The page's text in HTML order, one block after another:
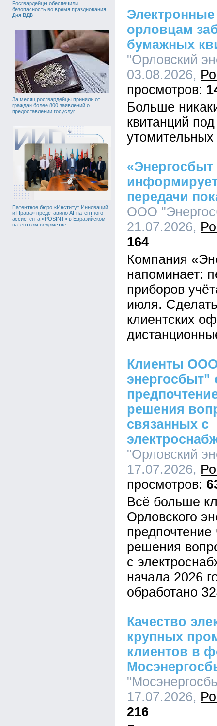
Росгвардейцы обеспечили
безопасность во время празднования
Дня ВДВ
За месяц росгвардейцы приняли от
граждан более 800 заявлений о
предоставлении госуслуг
Патентное бюро «Институт Инноваций
и Права» представило AI-патентного
ассистента «POSINT» в Евразийском
патентном ведомстве
Электронные
орловцам
бумажных
"Орловский
03.08.2026,
Больше
квитанций
«Энергосбыт
передачи
ООО
21.07.2026,
164
Компания
напоминает:
приборов
июля.
клиентских
Клиенты
энергосбыт"
решения
связанных с
"Орловский
17.07.2026,
Всё больше
Орловского
предпочтение
решения
с
начала 2026
обработано
Качество
крупных
клиентов в
17.07.2026,
216